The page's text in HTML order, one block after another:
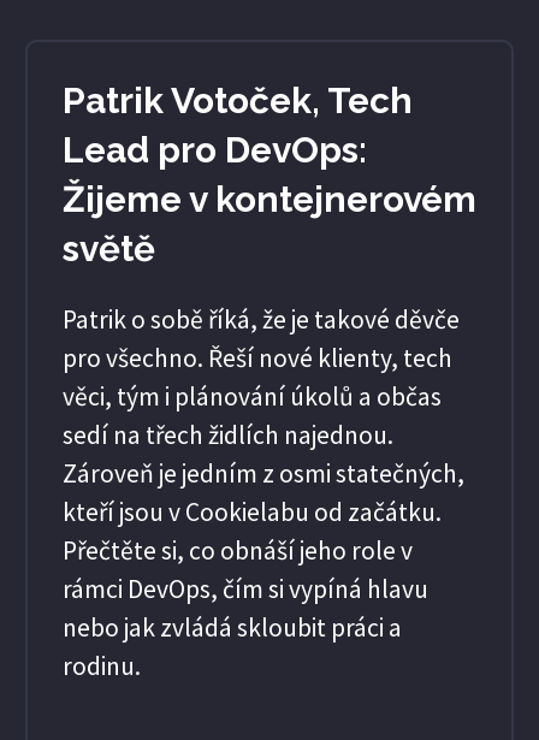
Patrik Votoček, Tech
Lead pro DevOps:
Žijeme v kontejnerovém
světě
Patrik o sobě říká, že je takové děvče
pro všechno. Řeší nové klienty, tech
věci, tým i plánování úkolů a občas
sedí na třech židlích najednou.
Zároveň je jedním z osmi statečných,
kteří jsou v Cookielabu od začátku.
Přečtěte si, co obnáší jeho role v
rámci DevOps, čím si vypíná hlavu
nebo jak zvládá skloubit práci a
rodinu.